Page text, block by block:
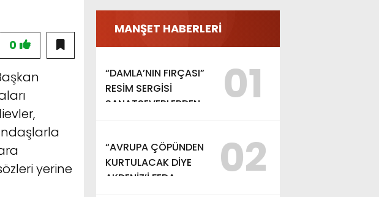
MANŞET HABERLERİ
“DAMLA’NIN FIRÇASI”
RESİM SERGİSİ
SANATSEVERLERDEN
01
“AVRUPA ÇÖPÜNDEN
KURTULACAK DİYE
AKDENİZ’İ FEDA
02
0
yerine